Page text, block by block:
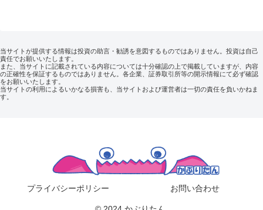
当サイトが提供する情報は投資の助言・勧誘を意図するものではありません。投資は自己
責任でお願いいたします。
また、当サイトに記載されている内容については十分確認の上で掲載していますが、内容
の正確性を保証するものではありません。各企業、証券取引所等の開示情報にて必ず確認
をお願いいたします。
当サイトの利用によるいかなる損害も、当サイトおよび運営者は一切の責任を負いかねま
す。
プライバシーポリシー お問い合わせ